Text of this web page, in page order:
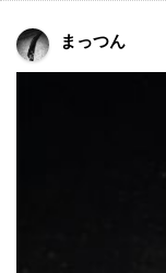
まっつん